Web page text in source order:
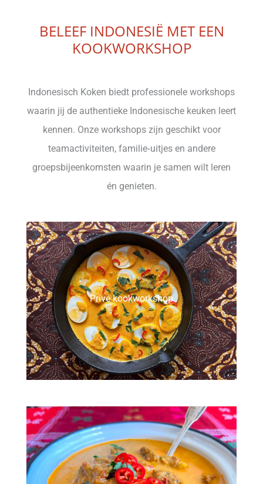
BELEEF INDONESIË MET EEN
KOOKWORKSHOP
Indonesisch Koken biedt professionele workshops
waarin jij de authentieke Indonesische keuken leert
kennen. Onze workshops zijn geschikt voor
teamactiviteiten, familie‑uitjes en andere
groepsbijeenkomsten waarin je samen wilt leren
én genieten.
Privé kookworkshop